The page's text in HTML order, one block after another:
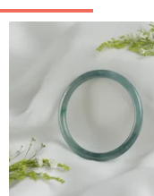
as spare beads 🌹
| Material |
Natural Arusha Heart
grade Japanese Silk